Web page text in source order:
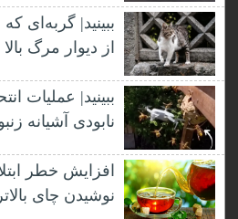
ببینید| گربه‌ای
از دیوار مرگ بالا
ببینید| عملیات
نابودی آشیانه
افزایش خطر
نوشیدن چای بالاتر از